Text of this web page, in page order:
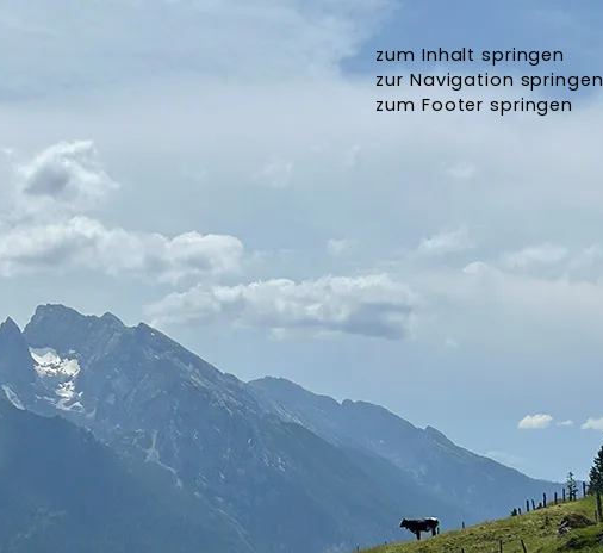
zum Inhalt springen
zur Navigation springen
zum Footer springen